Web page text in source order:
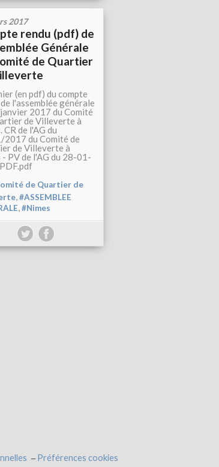
2017
rendu (pdf) de
Générale
de Quartier
(en pdf) du compte
l'assemblée générale
2017 du Comité
de Villeverte à
CR de l'AG du
du Comité de
de Villeverte à
- PV de l'AG du 28-01-
de Quartier de
,#ASSEMBLEE
,#Nimes
Préférences cookies